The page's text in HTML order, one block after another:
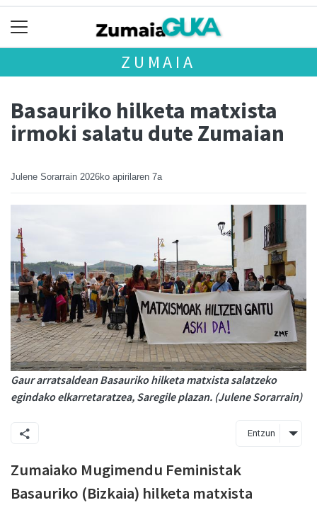
ZUMAIA
Basauriko hilketa matxista
irmoki salatu dute Zumaian
Julene Sorarrain 2026ko apirilaren 7a
Gaur arratsaldean Basauriko hilketa matxista salatzeko
egindako elkarretaratzea, Saregile plazan. (Julene Sorarrain)
Entzun
Zumaiako Mugimendu Feministak
Basauriko (Bizkaia) hilketa matxista